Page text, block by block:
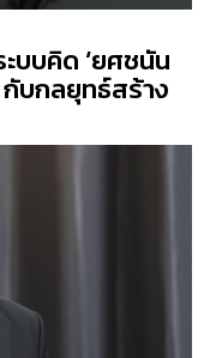
บบคิด ‘ยศชนัน
บกลยุทธ์สร้าง